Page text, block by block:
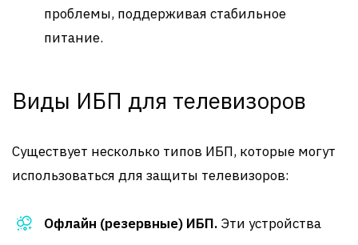
проблемы, поддерживая стабильное
питание.
Виды ИБП для телевизоров
Существует несколько типов ИБП, которые могут
использоваться для защиты телевизоров:
Офлайн (резервные) ИБП. Эти устройства